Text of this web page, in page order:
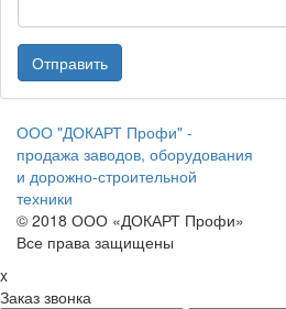
Отправить
ООО "ДОКАРТ Профи" -
продажа заводов, оборудования
и дорожно-строительной
техники
© 2018 ООО «ДОКАРТ Профи»
Все права защищены
x
Заказ звонка